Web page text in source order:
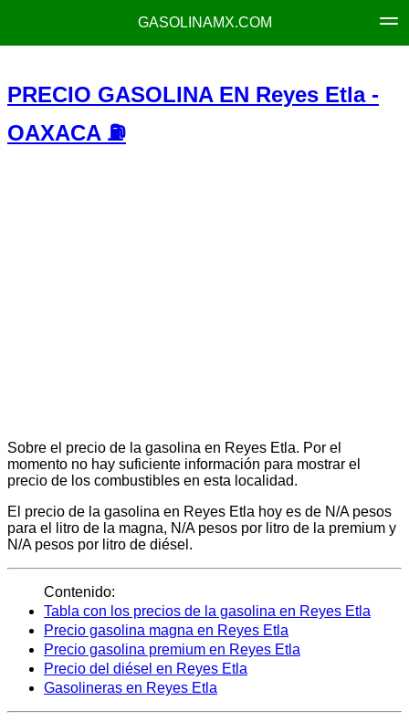
GASOLINAMX.COM
PRECIO GASOLINA EN Reyes Etla -
OAXACA ⛽
Sobre el precio de la gasolina en Reyes Etla. Por el
momento no hay suficiente información para mostrar el
precio de los combustibles en esta localidad.
El precio de la gasolina en Reyes Etla hoy es de N/A pesos
para el litro de la magna, N/A pesos por litro de la premium y
N/A pesos por litro de diésel.
Contenido:
Tabla con los precios de la gasolina en Reyes Etla
Precio gasolina magna en Reyes Etla
Precio gasolina premium en Reyes Etla
Precio del diésel en Reyes Etla
Gasolineras en Reyes Etla